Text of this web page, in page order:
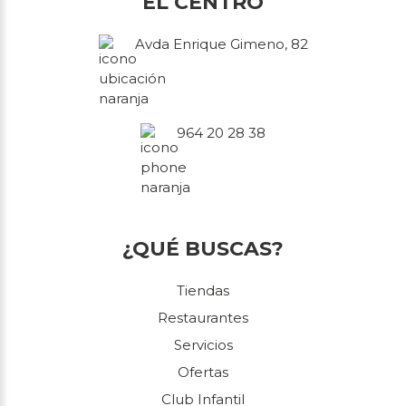
Avda Enrique Gimeno, 82
964 20 28 38
¿QUÉ BUSCAS?
Tiendas
Restaurantes
Servicios
Ofertas
Club Infantil